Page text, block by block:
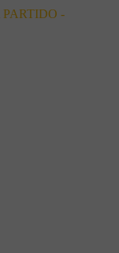
-